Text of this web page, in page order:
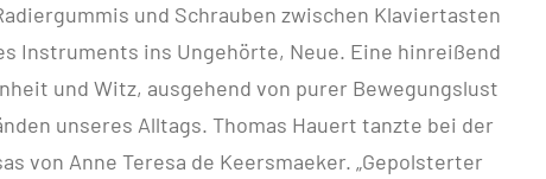
und Schrauben zwischen Klaviertasten
Instruments ins Ungehörte, Neue. Eine hinreißend
und Witz, ausgehend von purer Bewegungslust
unseres Alltags. Thomas Hauert tanzte bei der
von Anne Teresa de Keersmaeker. „Gepolsterter